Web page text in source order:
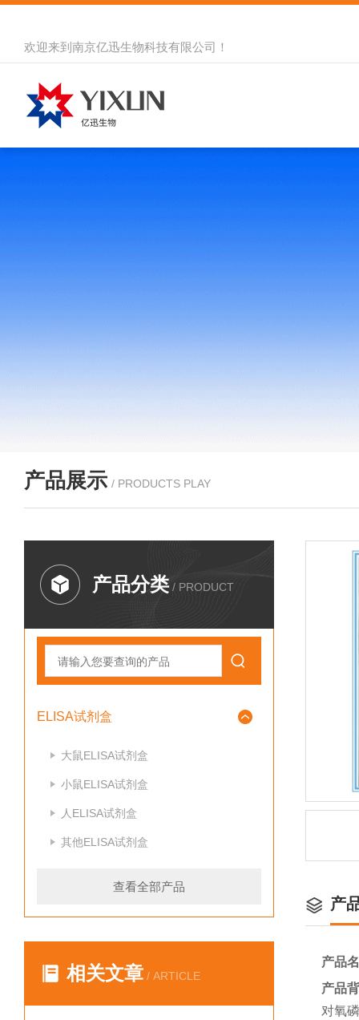
欢迎来到 南京亿迅生物科技有限公司 ！
产品展示 / PRODUCTS PLAY
产品分类 / PRODUCT
ELISA试剂盒
大鼠ELISA试剂盒
小鼠ELISA试剂盒
人ELISA试剂盒
其他ELISA试剂盒
查看全部产品
相关文章 / ARTICLE
产
产品
产品
对氧